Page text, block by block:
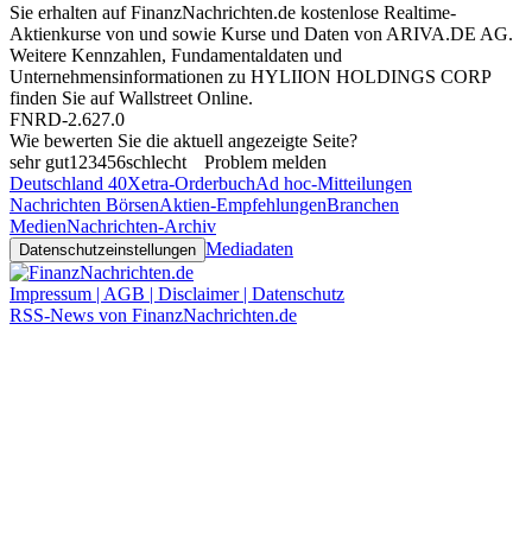
Sie erhalten auf FinanzNachrichten.de kostenlose Realtime-
Aktienkurse von und sowie Kurse und Daten von ARIVA.DE AG.
Weitere Kennzahlen, Fundamentaldaten und
Unternehmensinformationen zu HYLIION HOLDINGS CORP
finden Sie aufWallstreet Online.
FNRD-2.627.0
Wie bewerten Sie die aktuell angezeigte Seite?
sehr gut1 23456schlecht
Problem melden
Deutschland 40Xetra-OrderbuchAd hoc-Mitteilungen
Nachrichten BörsenAktien-EmpfehlungenBranchen
MedienNachrichten-Archiv
Datenschutzeinstellungen Mediadaten
Impressum | AGB | Disclaimer | Datenschutz
RSS-News von FinanzNachrichten.de